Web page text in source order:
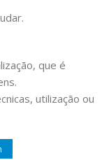
que é
utilização ou